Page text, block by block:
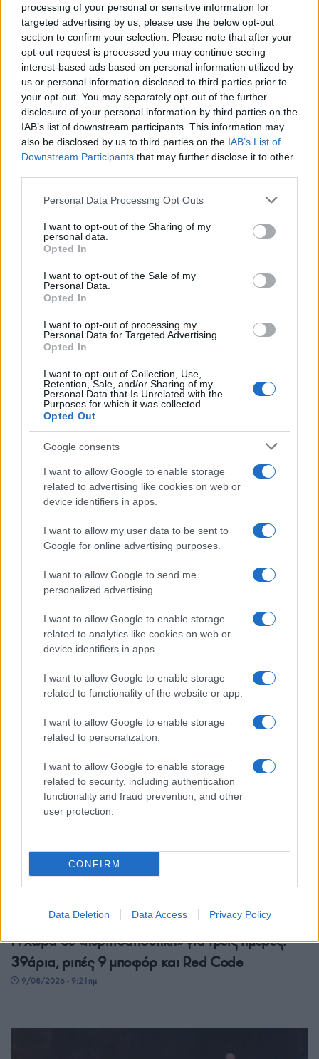
processing of your personal or sensitive information for
targeted advertising by us, please use the below opt-out
section to confirm your selection. Please note that after your
opt-out request is processed you may continue seeing
interest-based ads based on personal information utilized by
us or personal information disclosed to third parties prior to
your opt-out. You may separately opt-out of the further
disclosure of your personal information by third parties on the
IAB’s list of downstream participants. This information may
also be disclosed by us to third parties on the IAB’s List of
Downstream Participants that may further disclose it to other
Please note that this website/app uses one or more Google
not limited to your visit or usage behaviour. You may click to
grant or deny consent to Google and its third-party tags to
use your data for below specified purposes in below Google
consent section.
Personal Data Processing Opt Outs
I want to opt-out of the Sharing of my
personal data.
Opted In
I want to opt-out of the Sale of my
Personal Data.
Opted In
I want to opt-out of processing my
Personal Data for Targeted Advertising.
Opted In
I want to opt-out of Collection, Use,
Retention, Sale, and/or Sharing of my
Personal Data that Is Unrelated with the
Purposes for which it was collected.
Opted Out
Google consents
I want to allow Google to enable storage
related to advertising like cookies on web or
device identifiers in apps.
I want to allow my user data to be sent to
Google for online advertising purposes.
I want to allow Google to send me
personalized advertising.
I want to allow Google to enable storage
related to analytics like cookies on web or
device identifiers in apps.
I want to allow Google to enable storage
related to functionality of the website or app.
I want to allow Google to enable storage
related to personalization.
I want to allow Google to enable storage
related to security, including authentication
functionality and fraud prevention, and other
user protection.
CONFIRM
Data Deletion Data Access Privacy Policy
ΕΛΛΑΔΑ
Μήλος: «Πάρκαραν» ελικόπτερο στο Σαρακήνικο
για μια βουτιά!
9/08/2026 - 2:48μμ
ΕΛΛΑΔΑ
Πολλαπλό βιβλίο: Τι αλλάζει για μαθητές και
εκπαιδευτικούς – Πότε έρχονται τα νέα σχολικά
βιβλία
9/08/2026 - 1:19μμ
ΕΛΛΑΔΑ
Πινακίδες κυκλοφορίας με ψηφιακή αίτηση: Τι
9/08/2026 - 12:10μμ
ΕΛΛΑΔΑ
Η χώρα σε «πυριτιδαποθήκη» για τρεις ημέρες:
39άρια, ριπές 9 μποφόρ και Red Code
9/08/2026 - 9:21πμ